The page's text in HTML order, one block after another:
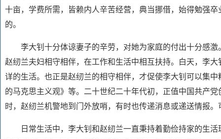
十亩，学费所需，皆赖内人辛苦经营，典当挪借，始得勉强
的。
李大钊十分体谅妻子的辛劳，对她为家庭的付出十分感激
赵纫兰夫妇相守相伴，在工作和生活中相互扶持。白天，李
详的生活。也正是赵纫兰的相守相伴，才促使李大钊可以集
的马克思主义观》等。二十世纪二十年代初，正值中国共产
时，赵纫兰机警地到门外放哨，有时也传递消息或递送情报
日常生活中，李大钊和赵纫兰一直秉持着勤俭持家的生活